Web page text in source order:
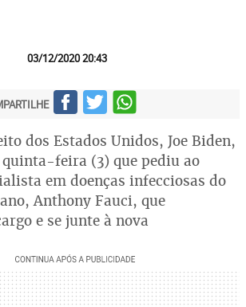
03/12/2020 20:43
dos Estados Unidos, Joe Biden,
feira (3) que pediu ao
em doenças infecciosas do
Anthony Fauci, que
e se junte à nova